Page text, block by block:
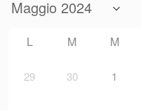
L M M
29 30 1